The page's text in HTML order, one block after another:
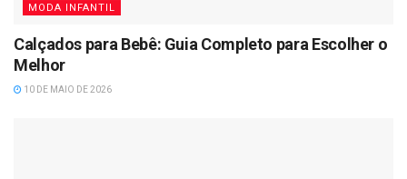
MODA INFANTIL
Calçados para Bebê: Guia Completo para Escolher o
Melhor
10 DE MAIO DE 2026